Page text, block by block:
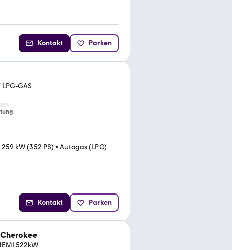
Kontakt Parken
GAS
259 kW (352 PS) • Autogas (LPG)
Kontakt Parken
522kW